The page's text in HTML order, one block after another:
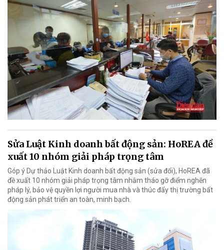
Sửa Luật Kinh doanh bất động sản: HoREA đề
xuất 10 nhóm giải pháp trọng tâm
Góp ý Dự thảo Luật Kinh doanh bất động sản (sửa đổi), HoREA đã
đề xuất 10 nhóm giải pháp trọng tâm nhằm tháo gỡ điểm nghẽn
pháp lý, bảo vệ quyền lợi người mua nhà và thúc đẩy thị trường bất
động sản phát triển an toàn, minh bạch.